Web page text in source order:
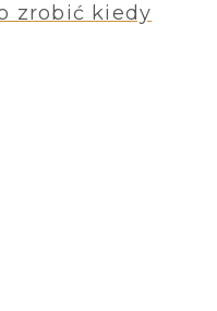
zrobić kiedy